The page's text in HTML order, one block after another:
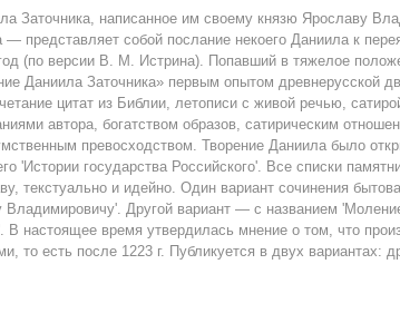
Заточника, написанное им своему князю Ярославу
— представляет собой послание некоего Даниила к
(по версии В. М. Истрина). Попавший в тяжелое
Даниила Заточника» первым опытом древнерусской
цитат из Библии, летописи с живой речью,
автора, богатством образов, сатирическим
превосходством. Творение Даниила было
'Истории государства Российского'. Все списки
текстуально и идейно. Один вариант сочинения
Владимировичу'. Другой вариант — с названием
В настоящее время утвердилась мнение о том, что
то есть после 1223 г. Публикуется в двух вариантах: